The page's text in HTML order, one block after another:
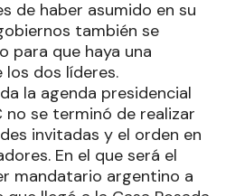
de haber asumido en su
también se
para que haya una
dos líderes.
la agenda presidencial
no se terminó de realizar
invitadas y el orden en
En el que será el
mandatario argentino a